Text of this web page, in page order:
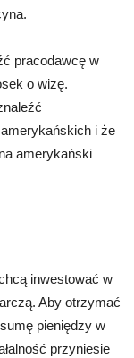
pracodawcę w
o wizę.
i że
amerykański
inwestować w
Aby otrzymać
pieniędzy w
przyniesie